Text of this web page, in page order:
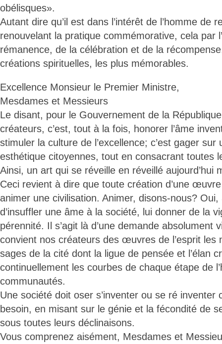
obélisques».
Autant dire qu’il est dans l’intérêt de l’homme de
renouvelant la pratique commémorative, cela par
rémanence, de la célébration et de la
créations spirituelles, les plus mémorables.
Excellence Monsieur le Premier Ministre,
Mesdames et Messieurs
Le disant, pour le Gouvernement de la
créateurs, c’est, tout à la fois, honorer l’âme
stimuler la culture de l’excellence; c’est gager sur
esthétique citoyennes, tout en consacrant toutes
Ainsi, un art qui se réveille en réveillé aujourd’hui
Ceci revient à dire que toute création d’une
animer une civilisation. Animer, disons-nous?
d’insuffler une âme à la société, lui donner de la
pérennité. Il s’agit là d’une demande absolument
convient nos créateurs des œuvres de l’esprit les
sages de la cité dont la ligue de pensée et l’élan
continuellement les courbes de chaque étape de
communautés.
Une société doit oser s’inventer ou se ré inventer
besoin, en misant sur le génie et la fécondité de
sous toutes leurs déclinaisons.
Vous comprenez aisément, Mesdames et